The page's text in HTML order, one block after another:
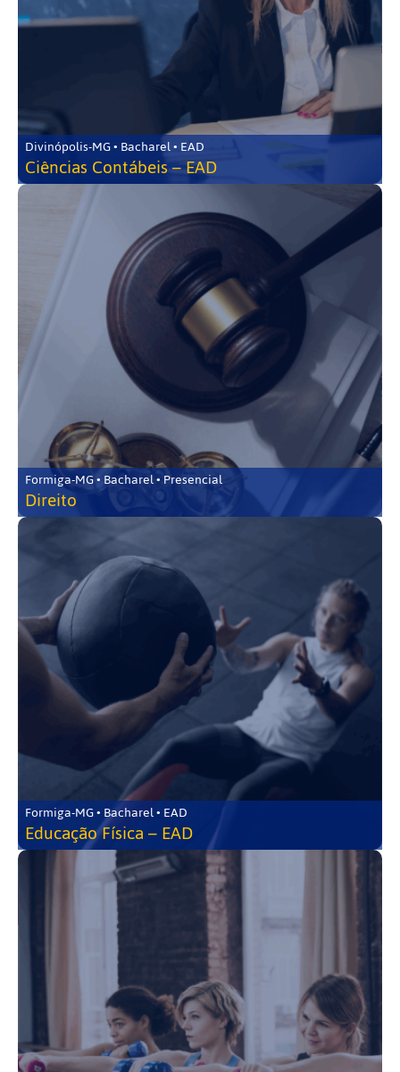
Divinópolis-MG • Bacharel • EAD
Ciências Contábeis – EAD
Formiga-MG • Bacharel • Presencial
Direito
Formiga-MG • Bacharel • EAD
Educação Física – EAD